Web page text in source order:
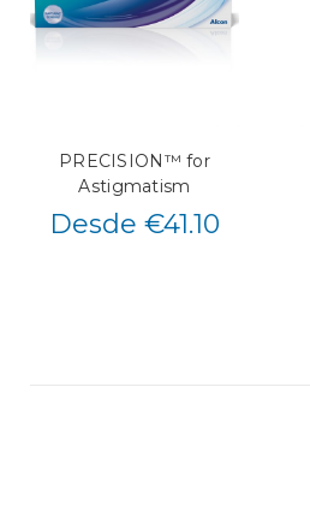
PRECISION™ for
Astigmatism
Desde €41.10